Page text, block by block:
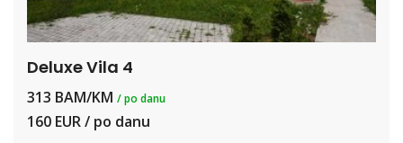
Deluxe Vila 4
313 BAM/KM / po danu
160 EUR / po danu